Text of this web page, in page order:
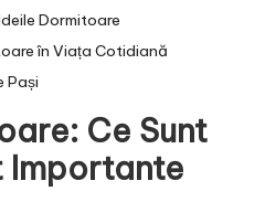
Dormitoare
în Viața Cotidiană
Pași
Ce Sunt
Importante